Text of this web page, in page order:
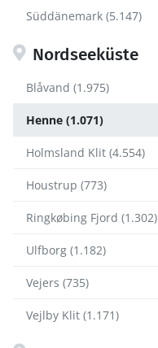
Süddänemark (5.147)
Nordseeküste
Blåvand (1.975)
Henne (1.071)
Holmsland Klit (4.554)
Houstrup (773)
Ringkøbing Fjord (1.302)
Ulfborg (1.182)
Vejers (735)
Vejlby Klit (1.171)